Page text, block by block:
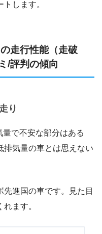
します。
走行性能（走破
/評判の傾向
り
で不安な部分はある
排気量の車とは思えない
進国の車です。見た目
ます。